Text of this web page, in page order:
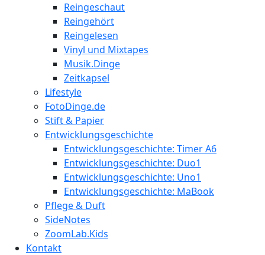
Reingeschaut
Reingehört
Reingelesen
Vinyl und Mixtapes
Musik.Dinge
Zeitkapsel
Lifestyle
FotoDinge.de
Stift & Papier
Entwicklungsgeschichte
Entwicklungsgeschichte: Timer A6
Entwicklungsgeschichte: Duo1
Entwicklungsgeschichte: Uno1
Entwicklungsgeschichte: MaBook
Pflege & Duft
SideNotes
ZoomLab.Kids
Kontakt